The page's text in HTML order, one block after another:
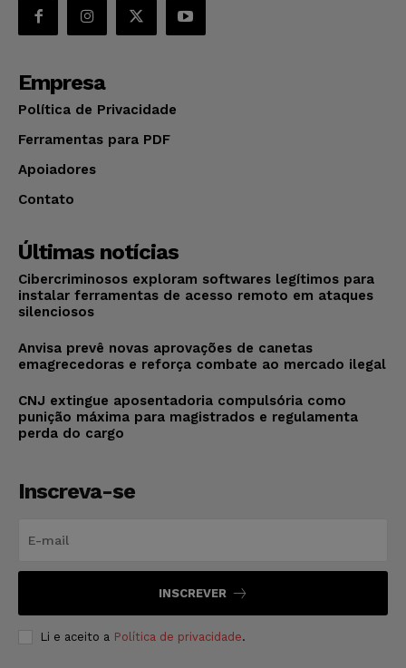
Empresa
Política de Privacidade
Ferramentas para PDF
Apoiadores
Contato
Últimas notícias
Cibercriminosos exploram softwares legítimos para
instalar ferramentas de acesso remoto em ataques
silenciosos
Anvisa prevê novas aprovações de canetas
emagrecedoras e reforça combate ao mercado ilegal
CNJ extingue aposentadoria compulsória como
punição máxima para magistrados e regulamenta
perda do cargo
Inscreva-se
INSCREVER
Li e aceito a Política de privacidade.